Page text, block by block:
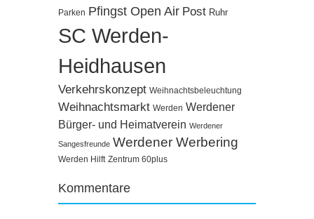
Parken Pfingst Open Air Post Ruhr
SC Werden-
Heidhausen
Verkehrskonzept Weihnachtsbeleuchtung
Weihnachtsmarkt Werden Werdener
Bürger- und Heimatverein Werdener
Sangesfreunde Werdener Werbering
Werden Hilft Zentrum 60plus
Kommentare